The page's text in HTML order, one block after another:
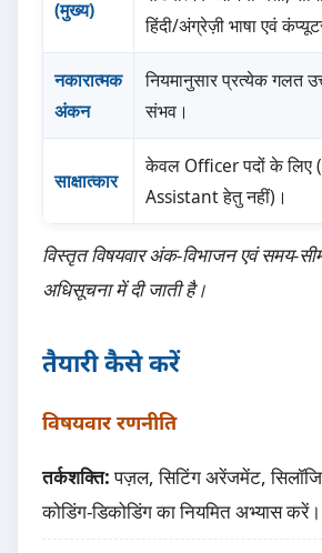
(मुख्य)
हिंदी/अंग्रेज़ी भाषा एवं
नकारात्मक
अंकन
नियमानुसार प्रत्येक गलत
संभव।
साक्षात्कार
केवल Officer पदों के लिए
Assistant हेतु नहीं)।
विस्तृत विषयवार अंक-विभाजन एवं समय-
अधिसूचना में दी जाती है।
तैयारी कैसे करें
विषयवार रणनीति
तर्कशक्ति:पज़ल, सिटिंग अरेंजमेंट,
कोडिंग-डिकोडिंग का नियमित अभ्यास करें।